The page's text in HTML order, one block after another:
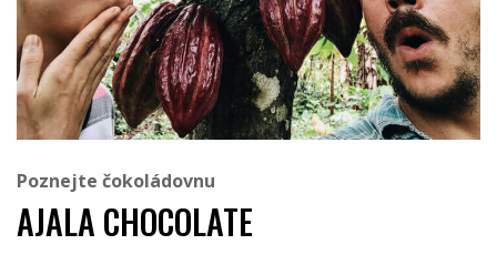
Poznejte čokoládovnu
AJALA CHOCOLATE